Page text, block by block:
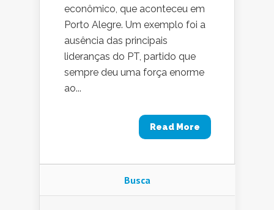
econômico, que aconteceu em
Porto Alegre. Um exemplo foi a
ausência das principais
lideranças do PT, partido que
sempre deu uma força enorme
ao...
Read More
Busca